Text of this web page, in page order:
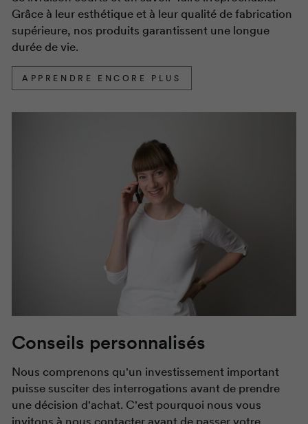
Grâce à leur esthétique et à leur qualité de fabrication
supérieure, nos produits garantissent une longue
durée de vie.
APPRENDRE ENCORE PLUS
Conseils personnalisés
Nous comprenons qu'un investissement important
puisse susciter des interrogations avant de prendre
une décision d'achat. C'est pourquoi nous vous